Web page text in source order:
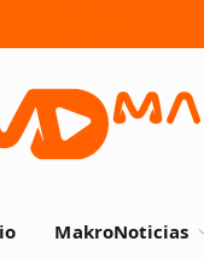
MakroNoticias